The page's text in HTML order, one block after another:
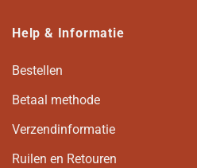
Help & Informatie
Bestellen
Betaal methode
Verzendinformatie
Ruilen en Retouren